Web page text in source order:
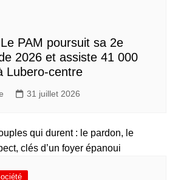
PAM poursuit sa 2e
2026 et assiste 41 000
Lubero-centre
31 juillet 2026